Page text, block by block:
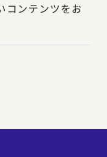
コンテンツをお